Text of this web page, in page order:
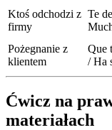
Ktoś odchodzi z
firmy
Te
Pożegnanie z
klientem
Que
/ Ha
Ćwicz na
materiałach